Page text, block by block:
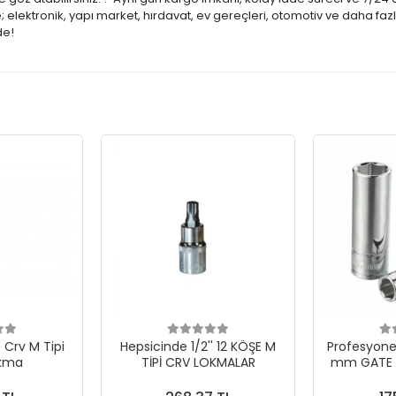
yapı market, hırdavat, ev gereçleri, otomotiv ve daha
M Tipi
Hepsicinde 1/2'' 12 KÖŞE M
TİPİ CRV LOKMALAR
mm GATE